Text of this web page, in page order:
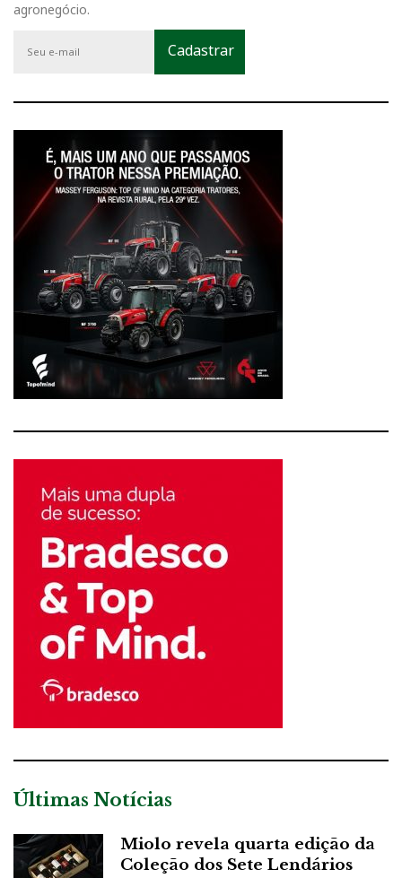
agronegócio.
Últimas Notícias
Miolo revela quarta edição da
Coleção dos Sete Lendários